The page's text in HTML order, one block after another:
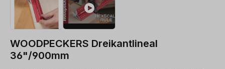
WOODPECKERS Dreikantlineal
36"/900mm